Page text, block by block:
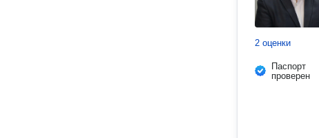
2 оценки
Паспорт
проверен